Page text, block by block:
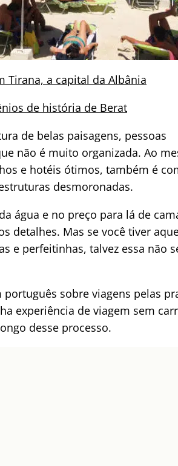
Tirana, a capital da Albânia
de história de Berat
de belas paisagens, pessoas
não é muito organizada. Ao
e hotéis ótimos, também é
desmoronadas.
água e no preço para lá de
detalhes. Mas se você tiver
e perfeitinhas, talvez essa não
sobre viagens pelas
experiência de viagem sem
desse processo.